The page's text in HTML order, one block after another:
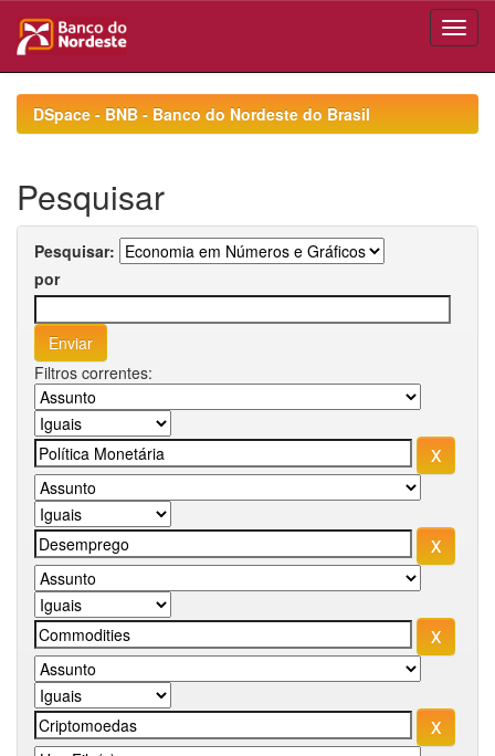
navigationDSpace - BNB - Banco do Nordeste do Brasil
Pesquisar
Pesquisar:
por
Filtros correntes: